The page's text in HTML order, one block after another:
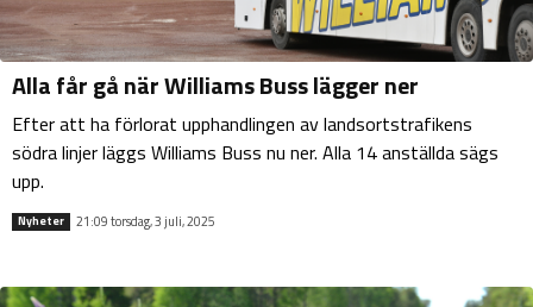
Alla får gå när Williams Buss lägger ner
Efter att ha förlorat upphandlingen av landsortstrafikens
södra linjer läggs Williams Buss nu ner. Alla 14 anställda sägs
upp.
Nyheter 21:09 torsdag, 3 juli, 2025